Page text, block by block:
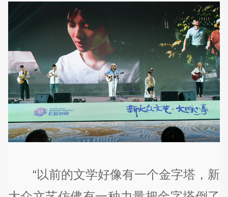
“以前的文学好像有一个金字塔，新